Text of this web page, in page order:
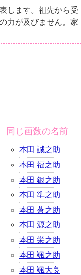
します。祖先から受
力が及びません。家
同じ画数の名前
本田 誠之助
本田 福之助
本田 銀之助
本田 準之助
本田 蒼之助
本田 源之助
本田 栄之助
本田 颯之助
本田 颯大良